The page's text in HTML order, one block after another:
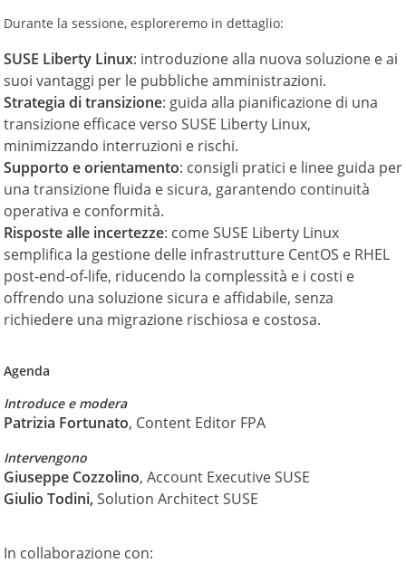
Durante la sessione, esploreremo in dettaglio:
SUSE Liberty Linux: introduzione alla nuova soluzione e ai
suoi vantaggi per le pubbliche amministrazioni.
Strategia di transizione: guida alla pianificazione di una
transizione efficace verso SUSE Liberty Linux,
minimizzando interruzioni e rischi.
Supporto e orientamento: consigli pratici e linee guida per
una transizione fluida e sicura, garantendo continuità
operativa e conformità.
Risposte alle incertezze: come SUSE Liberty Linux
semplifica la gestione delle infrastrutture CentOS e RHEL
post-end-of-life, riducendo la complessità e i costi e
offrendo una soluzione sicura e affidabile, senza
richiedere una migrazione rischiosa e costosa.
Agenda
Introduce e modera
Patrizia Fortunato, Content Editor FPA
Intervengono
Giuseppe Cozzolino, Account Executive SUSE
Giulio Todini, Solution Architect SUSE
In collaborazione con: